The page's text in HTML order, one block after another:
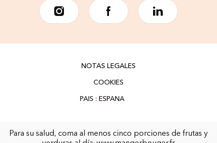
NOTAS LEGALES
COOKIES
Para su salud, coma al menos cinco porciones de frutas y